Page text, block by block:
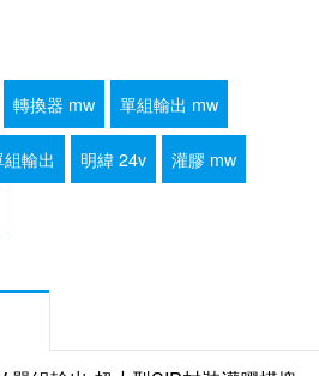
轉換器 mw 單組輸出 mw
輸出 明緯 24v 灌膠 mw